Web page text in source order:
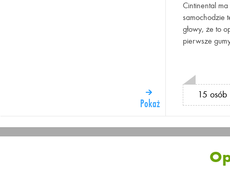
Pokaż
Cintinental
samochodzie
głowy, że to
pierwsze
15 osób